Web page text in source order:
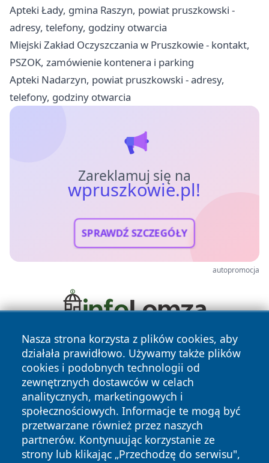
Apteki Łady, gmina Raszyn, powiat pruszkowski -
adresy, telefony, godziny otwarcia
Miejski Zakład Oczyszczania w Pruszkowie - kontakt,
PSZOK, zamówienie kontenera i parking
Apteki Nadarzyn, powiat pruszkowski - adresy,
telefony, godziny otwarcia
Zareklamuj się na
wpruszkowie.pl!
SPRAWDŹ SZCZEGÓŁY
autopromocja
Nasza strona korzysta z plików cookies, aby
działała prawidłowo. Używamy także plików
cookies i podobnych technologii od
zewnętrznych dostawców w celach
analitycznych, marketingowych i
społecznościowych. Informacje te mogą być
przetwarzane również przez naszych
partnerów. Kontynuując korzystanie ze
strony lub klikając „Przechodzę do serwisu",
Copyright © 2026 wpruszkowie.pl Wszystkie prawa
zastrzeżone.